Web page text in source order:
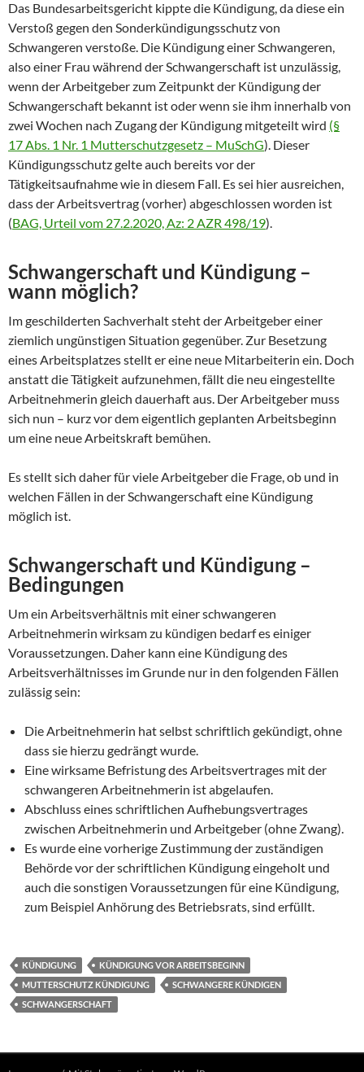
Das Bundesarbeitsgericht kippte die Kündigung, da diese ein
Verstoß gegen den Sonderkündigungsschutz von
Schwangeren verstoße. Die Kündigung einer Schwangeren,
also einer Frau während der Schwangerschaft ist unzulässig,
wenn der Arbeitgeber zum Zeitpunkt der Kündigung der
Schwangerschaft bekannt ist oder wenn sie ihm innerhalb von
zwei Wochen nach Zugang der Kündigung mitgeteilt wird (§
17 Abs. 1 Nr. 1 Mutterschutzgesetz – MuSchG). Dieser
Kündigungsschutz gelte auch bereits vor der
Tätigkeitsaufnahme wie in diesem Fall. Es sei hier ausreichen,
dass der Arbeitsvertrag (vorher) abgeschlossen worden ist
(BAG, Urteil vom 27.2.2020, Az: 2 AZR 498/19).
Schwangerschaft und Kündigung –
wann möglich?
Im geschilderten Sachverhalt steht der Arbeitgeber einer
ziemlich ungünstigen Situation gegenüber. Zur Besetzung
eines Arbeitsplatzes stellt er eine neue Mitarbeiterin ein. Doch
anstatt die Tätigkeit aufzunehmen, fällt die neu eingestellte
Arbeitnehmerin gleich dauerhaft aus. Der Arbeitgeber muss
sich nun – kurz vor dem eigentlich geplanten Arbeitsbeginn
um eine neue Arbeitskraft bemühen.
Es stellt sich daher für viele Arbeitgeber die Frage, ob und in
welchen Fällen in der Schwangerschaft eine Kündigung
möglich ist.
Schwangerschaft und Kündigung –
Bedingungen
Um ein Arbeitsverhältnis mit einer schwangeren
Arbeitnehmerin wirksam zu kündigen bedarf es einiger
Voraussetzungen. Daher kann eine Kündigung des
Arbeitsverhältnisses im Grunde nur in den folgenden Fällen
zulässig sein:
Die Arbeitnehmerin hat selbst schriftlich gekündigt, ohne
dass sie hierzu gedrängt wurde.
Eine wirksame Befristung des Arbeitsvertrages mit der
schwangeren Arbeitnehmerin ist abgelaufen.
Abschluss eines schriftlichen Aufhebungsvertrages
zwischen Arbeitnehmerin und Arbeitgeber (ohne Zwang).
Es wurde eine vorherige Zustimmung der zuständigen
Behörde vor der schriftlichen Kündigung eingeholt und
auch die sonstigen Voraussetzungen für eine Kündigung,
zum Beispiel Anhörung des Betriebsrats, sind erfüllt.
KÜNDIGUNG
KÜNDIGUNG VOR ARBEITSBEGINN
MUTTERSCHUTZ KÜNDIGUNG
SCHWANGERE KÜNDIGEN
SCHWANGERSCHAFT